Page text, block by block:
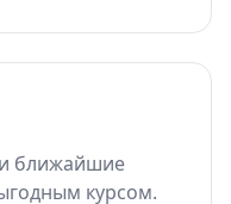
ближайшие
курсом.